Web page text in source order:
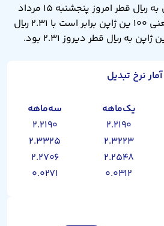
نرخ تبدیل صد ین ژاپن به ریال قطر امروز پنجشنبه ۱۵ مرداد
۱۴۰۵ برابر ۲.۳۱ است. یعنی ۱۰۰ ین ژاپن برابر است با ۲.۳۱ ریال
به ریال قطر دیروز ۲.۳۱ بود.
آمار نرخ تبدیل
یک‌ماهه
سه‌ماهه
۲.۲۱۹۰
۲.۲۱۹۰
۲.۳۲۲۳
۲.۳۳۲۵
۲.۲۵۴۸
۲.۲۷۰۶
۰.۰۳۱۲ ۰.۰۲۷۱